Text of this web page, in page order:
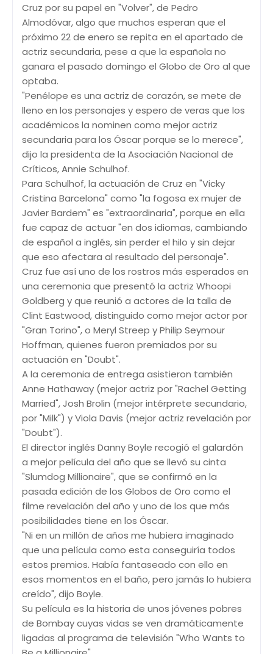
Cruz por su papel en "Volver", de Pedro
Almodóvar, algo que muchos esperan que el
próximo 22 de enero se repita en el apartado de
actriz secundaria, pese a que la española no
ganara el pasado domingo el Globo de Oro al que
optaba.
"Penélope es una actriz de corazón, se mete de
lleno en los personajes y espero de veras que los
académicos la nominen como mejor actriz
secundaria para los Óscar porque se lo merece",
dijo la presidenta de la Asociación Nacional de
Críticos, Annie Schulhof.
Para Schulhof, la actuación de Cruz en "Vicky
Cristina Barcelona" como "la fogosa ex mujer de
Javier Bardem" es "extraordinaria", porque en ella
fue capaz de actuar "en dos idiomas, cambiando
de español a inglés, sin perder el hilo y sin dejar
que eso afectara al resultado del personaje".
Cruz fue así uno de los rostros más esperados en
una ceremonia que presentó la actriz Whoopi
Goldberg y que reunió a actores de la talla de
Clint Eastwood, distinguido como mejor actor por
"Gran Torino", o Meryl Streep y Philip Seymour
Hoffman, quienes fueron premiados por su
actuación en "Doubt".
A la ceremonia de entrega asistieron también
Anne Hathaway (mejor actriz por "Rachel Getting
Married", Josh Brolin (mejor intérprete secundario,
por "Milk") y Viola Davis (mejor actriz revelación por
"Doubt").
El director inglés Danny Boyle recogió el galardón
a mejor película del año que se llevó su cinta
"Slumdog Millionaire", que se confirmó en la
pasada edición de los Globos de Oro como el
filme revelación del año y uno de los que más
posibilidades tiene en los Óscar.
"Ni en un millón de años me hubiera imaginado
que una película como esta conseguiría todos
estos premios. Había fantaseado con ello en
esos momentos en el baño, pero jamás lo hubiera
creído", dijo Boyle.
Su película es la historia de unos jóvenes pobres
de Bombay cuyas vidas se ven dramáticamente
ligadas al programa de televisión "Who Wants to